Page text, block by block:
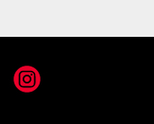
Instagram